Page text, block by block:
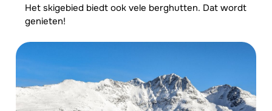
Het skigebied biedt ook vele berghutten. Dat wordt
genieten!